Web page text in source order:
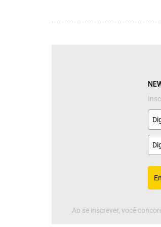
Ao se inscrever, você